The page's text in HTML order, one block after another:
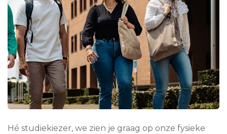
Hé studiekiezer, we zien je graag op onze fysieke